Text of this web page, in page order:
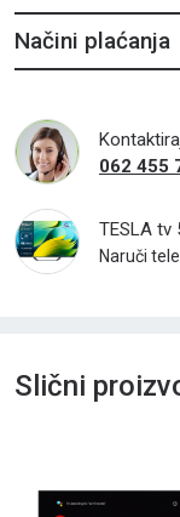
Načini plaćanja
062 455
TESLA tv
Naruči
Slični